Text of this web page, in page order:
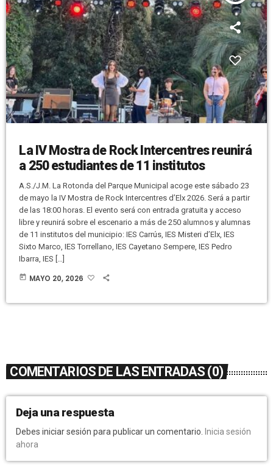
La IV Mostra de Rock Intercentres reunirá
a 250 estudiantes de 11 institutos
A.S./J.M. La Rotonda del Parque Municipal acoge este sábado 23
de mayo la IV Mostra de Rock Intercentres d’Elx 2026. Será a partir
de las 18:00 horas. El evento será con entrada gratuita y acceso
libre y reunirá sobre el escenario a más de 250 alumnos y alumnas
de 11 institutos del municipio: IES Carrús, IES Misteri d’Elx, IES
Sixto Marco, IES Torrellano, IES Cayetano Sempere, IES Pedro
Ibarra, IES […]
today MAYO 20, 2026
COMENTARIOS DE LAS ENTRADAS (0)
Deja una respuesta
Debes iniciar sesión para publicar un comentario.
Inicia sesión
ahora